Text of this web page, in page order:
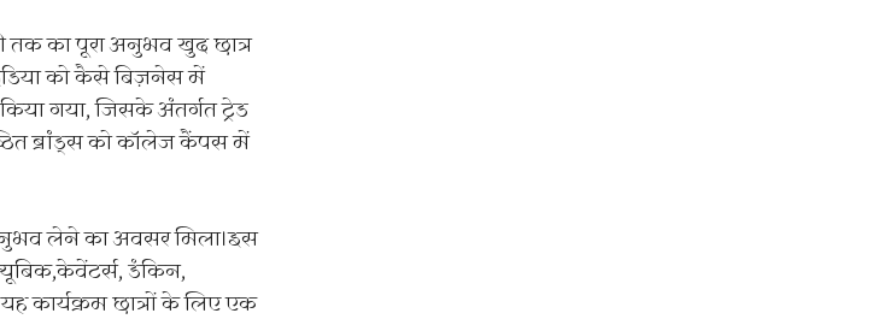
तक का पूरा अनुभव खुद छात्र
को कैसे बिज़नेस में
गया, जिसके अंतर्गत ट्रेड
ब्रांड्स को कॉलेज कैंपस में
लेने का अवसर मिला।इस
डंकिन,
कार्यक्रम छात्रों के लिए एक